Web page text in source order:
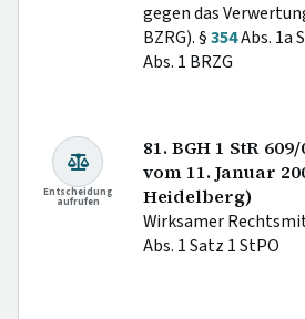
gegen das
BZRG). §354Abs. 1a
Abs. 1 BRZG
Entscheidung
aufrufen
81. BGH 1 StR
vom 11. Januar
Heidelberg)
Wirksamer
Abs. 1 Satz 1 StPO